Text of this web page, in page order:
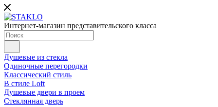
Интернет-магазин представительского класса
Душевые из стекла
Одиночные перегородки
Классический стиль
В стиле Loft
Душевые двери в проем
Стеклянная дверь